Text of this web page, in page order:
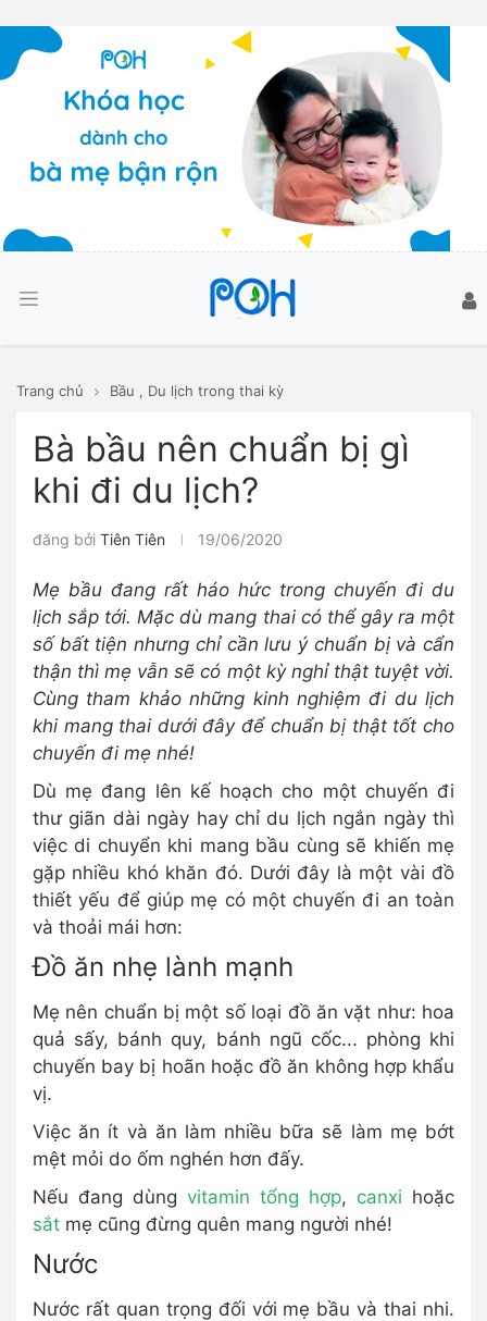
Trang chủ Bầu , Du lịch trong thai kỳ
Bà bầu nên chuẩn bị gì
khi đi du lịch?
đăng bởi Tiên Tiên 19/06/2020
Mẹ bầu đang rất háo hức trong chuyến đi du
lịch sắp tới. Mặc dù mang thai có thể gây ra một
số bất tiện nhưng chỉ cần lưu ý chuẩn bị và cẩn
thận thì mẹ vẫn sẽ có một kỳ nghỉ thật tuyệt vời.
Cùng tham khảo những kinh nghiệm đi du lịch
khi mang thai dưới đây để chuẩn bị thật tốt cho
chuyến đi mẹ nhé!
Dù mẹ đang lên kế hoạch cho một chuyến đi
thư giãn dài ngày hay chỉ du lịch ngắn ngày thì
việc di chuyển khi mang bầu cùng sẽ khiến mẹ
gặp nhiều khó khăn đó. Dưới đây là một vài đồ
thiết yếu để giúp mẹ có một chuyến đi an toàn
và thoải mái hơn:
Đồ ăn nhẹ lành mạnh
Mẹ nên chuẩn bị một số loại đồ ăn vặt như: hoa
quả sấy, bánh quy, bánh ngũ cốc... phòng khi
chuyến bay bị hoãn hoặc đồ ăn không hợp khẩu
vị.
Việc ăn ít và ăn làm nhiều bữa sẽ làm mẹ bớt
mệt mỏi do ốm nghén hơn đấy.
Nếu đang dùng vitamin tổng hợp, canxi hoặc
sắt mẹ cũng đừng quên mang người nhé!
Nước
Nước rất quan trọng đối với mẹ bầu và thai nhi.